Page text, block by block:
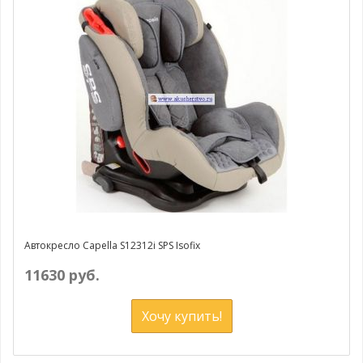
Автокресло Capella S12312i SPS Isofix
11630 руб.
Хочу купить!